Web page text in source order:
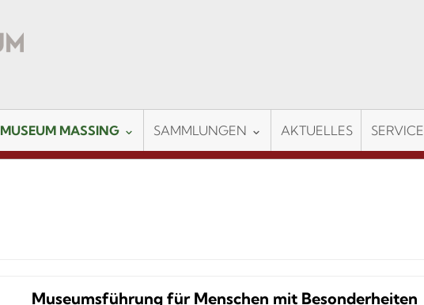
MUSEUM MASSING SAMMLUNGEN AKTUELLES SERVICE
Museumsführung für Menschen mit Besonderheiten